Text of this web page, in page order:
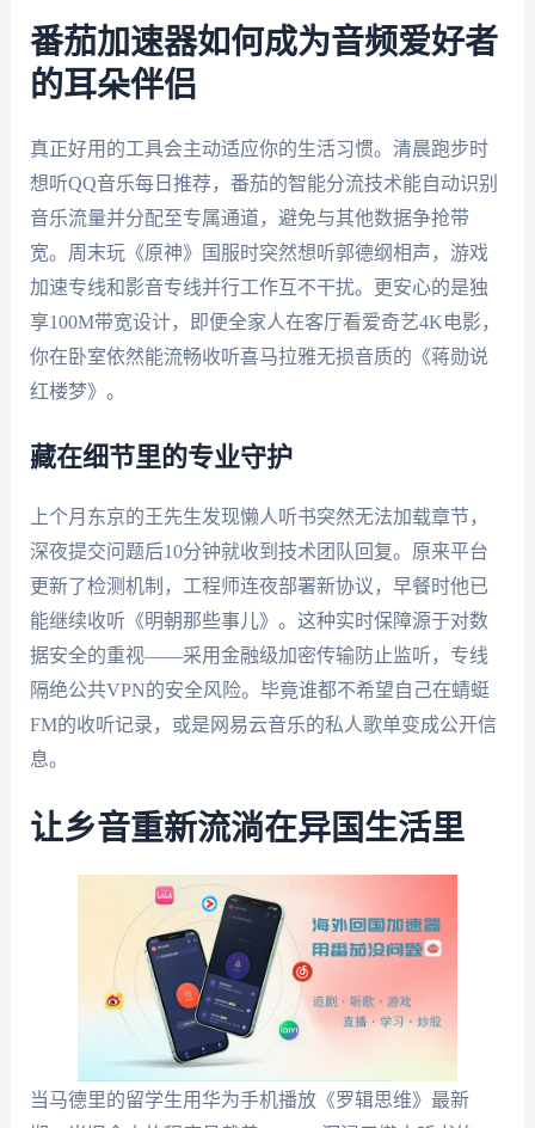
番茄加速器如何成为音频爱好者
的耳朵伴侣
真正好用的工具会主动适应你的生活习惯。清晨跑步时
想听QQ音乐每日推荐，番茄的智能分流技术能自动识别
音乐流量并分配至专属通道，避免与其他数据争抢带
宽。周末玩《原神》国服时突然想听郭德纲相声，游戏
加速专线和影音专线并行工作互不干扰。更安心的是独
享100M带宽设计，即便全家人在客厅看爱奇艺4K电影，
你在卧室依然能流畅收听喜马拉雅无损音质的《蒋勋说
红楼梦》。
藏在细节里的专业守护
上个月东京的王先生发现懒人听书突然无法加载章节，
深夜提交问题后10分钟就收到技术团队回复。原来平台
更新了检测机制，工程师连夜部署新协议，早餐时他已
能继续收听《明朝那些事儿》。这种实时保障源于对数
据安全的重视——采用金融级加密传输防止监听，专线
隔绝公共VPN的安全风险。毕竟谁都不希望自己在蜻蜓
FM的收听记录，或是网易云音乐的私人歌单变成公开信
息。
让乡音重新流淌在异国生活里
当马德里的留学生用华为手机播放《罗辑思维》最新